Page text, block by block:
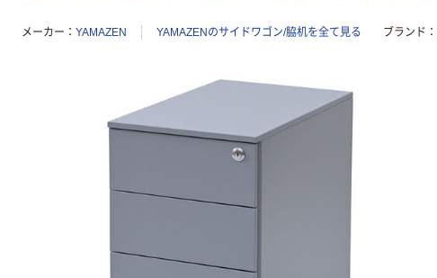
メーカー YAMAZEN YAMAZENのサイドワゴン/脇机を全て見る ブランド